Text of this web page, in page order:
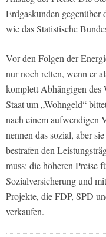
Erdgaskunden gegenüber
wie das Statistische
Vor den Folgen der
nur noch retten, wenn er
komplett Abhängigen des
Staat um „Wohngeld“
nach einem aufwendigen
nennen das sozial, aber
bestrafen den
muss: die höheren Preise
Sozialversicherung und
Projekte, die FDP, SPD
verkaufen.